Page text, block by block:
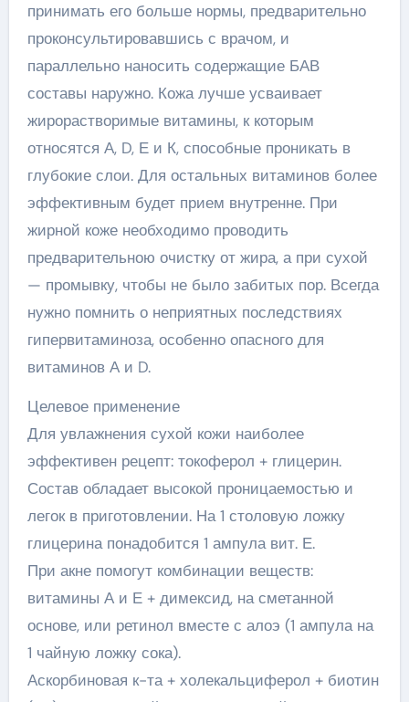
принимать его больше нормы, предварительно
проконсультировавшись с врачом, и
параллельно наносить содержащие БАВ
составы наружно. Кожа лучше усваивает
жирорастворимые витамины, к которым
относятся А, D, Е и К, способные проникать в
глубокие слои. Для остальных витаминов более
эффективным будет прием внутренне. При
жирной коже необходимо проводить
предварительною очистку от жира, а при сухой
— промывку, чтобы не было забитых пор. Всегда
нужно помнить о неприятных последствиях
гипервитаминоза, особенно опасного для
витаминов А и D.
Целевое применение
Для увлажнения сухой кожи наиболее
эффективен рецепт: токоферол + глицерин.
Состав обладает высокой проницаемостью и
легок в приготовлении. На 1 столовую ложку
глицерина понадобится 1 ампула вит. Е.
При акне помогут комбинации веществ:
витамины А и Е + димексид, на сметанной
основе, или ретинол вместе с алоэ (1 ампула на
1 чайную ложку сока).
Аскорбиновая к-та + холекальциферол + биотин